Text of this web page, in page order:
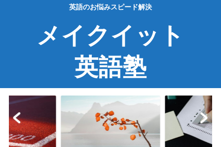
英語のお悩みスピード解決
メイクイット
英語塾